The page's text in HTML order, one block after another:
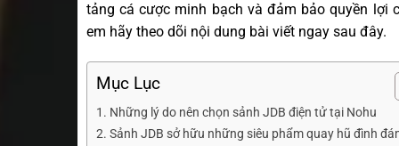
tảng cá cược minh bạch và đảm bảo quyền lợi
em hãy theo dõi nội dung bài viết ngay sau đây.
Mục Lục
Những lý do nên chọn sảnh JDB điện tử tại Nohu
Sảnh JDB sở hữu những siêu phẩm quay hũ đình